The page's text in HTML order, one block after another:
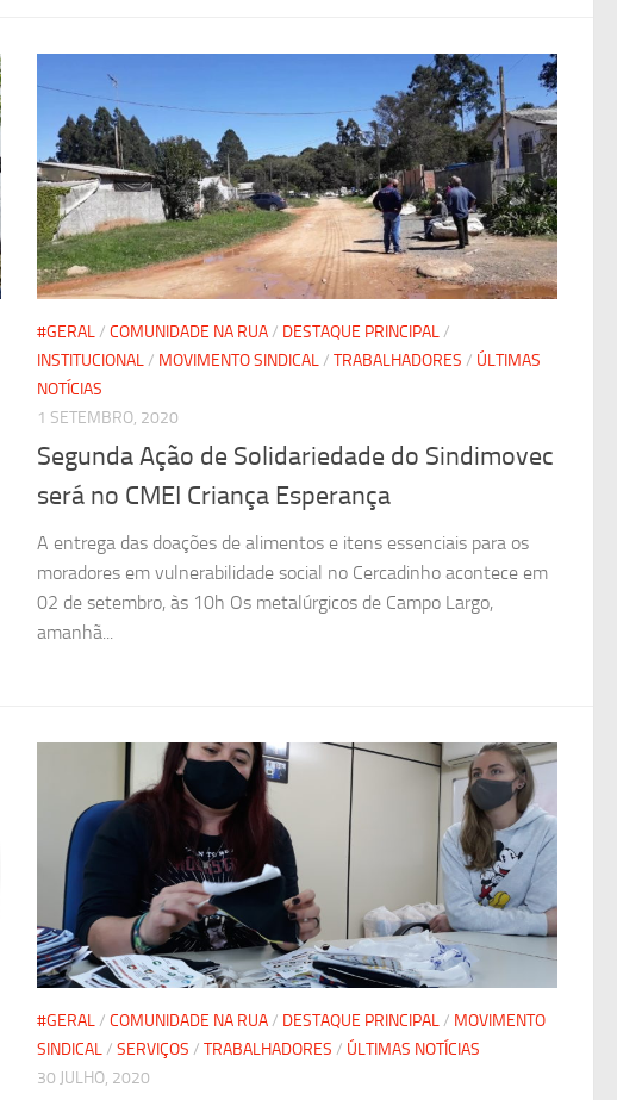
#GERAL/ COMUNIDADE NA RUA/ DESTAQUE PRINCIPAL/
INSTITUCIONAL/ MOVIMENTO SINDICAL/ TRABALHADORES / ÚLTIMAS
NOTÍCIAS
1 SETEMBRO, 2020
Segunda Ação de Solidariedade do Sindimovec
será no CMEI Criança Esperança
A entrega das doações de alimentos e itens essenciais para os
moradores em vulnerabilidade social no Cercadinho acontece em
02 de setembro, às 10h Os metalúrgicos de Campo Largo,
amanhã...
#GERAL/ COMUNIDADE NA RUA/ DESTAQUE PRINCIPAL/ MOVIMENTO
SINDICAL/ SERVIÇOS / TRABALHADORES / ÚLTIMAS NOTÍCIAS
30 JULHO, 2020